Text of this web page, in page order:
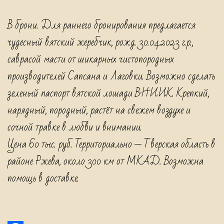
овчарки,
щенки
из
питомника,
щенки
с
родословной,
туркменский
волкодав,
алабай,
среднеазиатская
central
В брони. Для раннего бронирования предлагается
чудесный вятский жеребчик, рожд. 30.04.2023 г.р.,
саврасой масти от шикарных чистопородных
производителей Сапсана и Лаговки. Возможно сделать
зеленый паспорт вятской лошади ВНИИК. Крепкий,
нарядный, породный, растёт на свежем воздухе и
сочной травке в любви и внимании.
Цена 60 тыс. руб. Территориально — Тверская область в
районе Ржева, около 300 км от МКАД. Возможна
помощь в доставке.